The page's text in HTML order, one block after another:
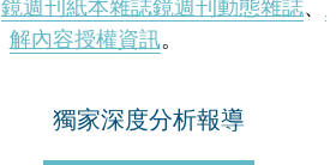
鏡週刊紙本雜誌鏡週刊動態雜誌、
解內容授權資訊。
獨家深度分析報導